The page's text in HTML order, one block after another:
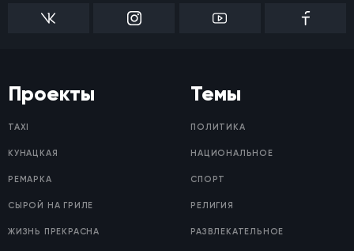
Проекты
TAXI
КУНАЦКАЯ
РЕМАРКА
СЫРОЙ НА ГРИЛЕ
ЖИЗНЬ ПРЕКРАСНА
Темы
ПОЛИТИКА
НАЦИОНАЛЬНОЕ
СПОРТ
РЕЛИГИЯ
РАЗВЛЕКАТЕЛЬНОЕ